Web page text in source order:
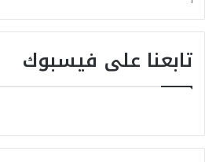
تابعنا على فيسبوك